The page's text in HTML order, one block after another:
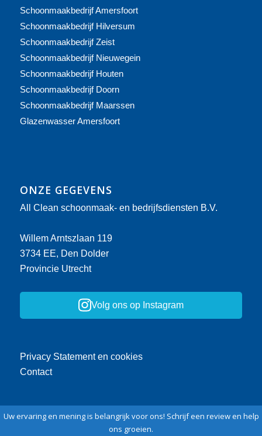
Schoonmaakbedrijf Amersfoort
Schoonmaakbedrijf Hilversum
Schoonmaakbedrijf Zeist
Schoonmaakbedrijf Nieuwegein
Schoonmaakbedrijf Houten
Schoonmaakbedrijf Doorn
Schoonmaakbedrijf Maarssen
Glazenwasser Amersfoort
ONZE GEGEVENS
All Clean schoonmaak- en bedrijfsdiensten B.V.
Willem Arntszlaan 119
3734 EE, Den Dolder
Provincie Utrecht
Volg ons op Instagram
Privacy Statement en cookies
Contact
Uw ervaring en mening is belangrijk voor ons! Schrijf een review en help
ons groeien.